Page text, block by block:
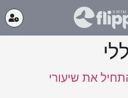
את שיעורי